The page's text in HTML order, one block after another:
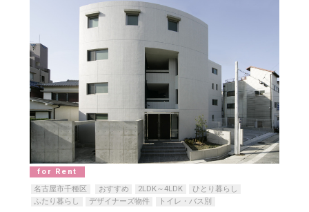
for Rent
名古屋市千種区
おすすめ 2LDK～4LDK
ひとり暮らし
ふたり暮らし
デザイナーズ物件 トイレ・バス別